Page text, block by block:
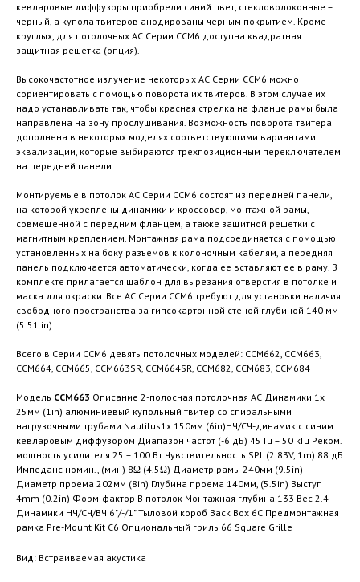
кевларовые диффузоры приобрели синий цвет, стекловолоконные –
черный, а купола твитеров анодированы черным покрытием. Кроме
круглых, для потолочных АС Серии CCM6 доступна квадратная
защитная решетка (опция).
Высокочастотное излучение некоторых АС Серии CCM6 можно
сориентировать с помощью поворота их твитеров. В этом случае их
надо устанавливать так, чтобы красная стрелка на фланце рамы была
направлена на зону прослушивания. Возможность поворота твитера
дополнена в некоторых моделях соответствующими вариантами
эквализации, которые выбираются трехпозиционным переключателем
на передней панели.
Монтируемые в потолок АС Серии CCM6 состоят из передней панели,
на которой укреплены динамики и кроссовер, монтажной рамы,
совмещенной с передним фланцем, а также защитной решетки с
магнитным креплением. Монтажная рама подсоединяется с помощью
установленных на боку разъемов к колоночным кабелям, а передняя
панель подключается автоматически, когда ее вставляют ее в раму. В
комплекте прилагается шаблон для вырезания отверстия в потолке и
маска для окраски. Все АС Серии CCM6 требуют для установки наличия
свободного пространства за гипсокартонной стеной глубиной 140 мм
(5.51 in).
Всего в Серии CCM6 девять потолочных моделей: CCM662, CCM663,
CCM664, CCM665, CCM663SR, CCM664SR, CCM682, CCM683, CCM684
Модель CCM663 Описание 2-полосная потолочная АС Динамики 1x
25мм (1in) алюминиевый купольный твитер со спиральными
нагрузочными трубами Nautilus1x 150мм (6in)НЧ/СЧ-динамик с синим
кевларовым диффузором Диапазон частот (-6 дБ) 45 Гц – 50 кГц Реком.
мощность усилителя 25 – 100 Вт Чувствительность SPL (2.83V, 1m) 88 дБ
Импеданс номин., (мин) 8Ω (4.5Ω) Диаметр рамы 240мм (9.5in)
Диаметр проема 202мм (8in) Глубина проема 140мм, (5.5in) Выступ
4mm (0.2in) Форм-фактор В потолок Монтажная глубина 133 Вес 2.4
Динамики НЧ/CЧ/ВЧ 6"/-/1" Тыловой короб Back Box 6C Предмонтажная
рамка Pre-Mount Kit C6 Опциональный гриль 66 Square Grille
Вид: Встраиваемая акустика